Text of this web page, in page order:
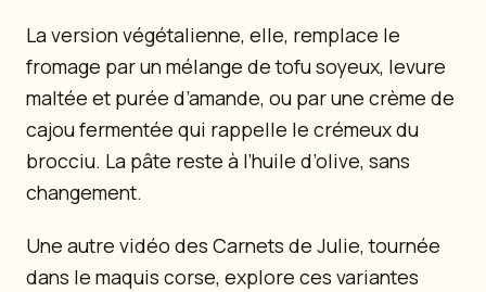
La version végétalienne, elle, remplace le
fromage par un mélange de tofu soyeux, levure
maltée et purée d’amande, ou par une crème de
cajou fermentée qui rappelle le crémeux du
brocciu. La pâte reste à l’huile d’olive, sans
changement.
Une autre vidéo des Carnets de Julie, tournée
dans le maquis corse, explore ces variantes